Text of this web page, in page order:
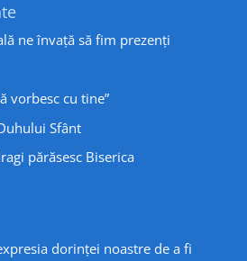
ne învață să fim prezenți
vorbesc cu tine”
Sfânt
părăsesc Biserica
dorinței noastre de a fi